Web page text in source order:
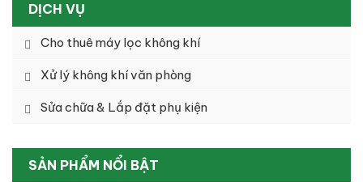
DỊCH VỤ
Cho thuê máy lọc không khí
Xử lý không khí văn phòng
Sửa chữa & Lắp đặt phụ kiện
SẢN PHẨM NỔI BẬT